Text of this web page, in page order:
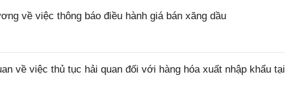
về việc thông báo điều hành giá bán xăng dầu
về việc thủ tục hải quan đối với hàng hóa xuất nhập khẩu tại